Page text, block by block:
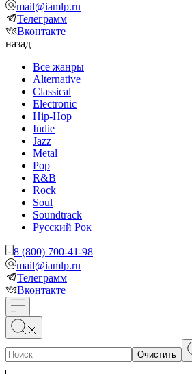
mail@iamlp.ru
Телеграмм
Вконтакте
назад
Все жанры
Alternative
Classical
Electronic
Hip-Hop
Indie
Jazz
Metal
Pop
R&B
Rock
Soul
Soundtrack
Русский Рок
8 (800) 700-41-98
mail@iamlp.ru
Телеграмм
Вконтакте
Очистить